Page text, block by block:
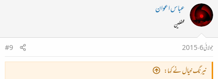
عباس اعوان
محفلین
جولائی 6، 2015
#9
نیرنگ خیال نے کہا: